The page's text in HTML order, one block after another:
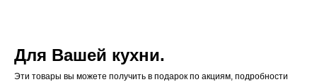
Для Вашей кухни.
Эти товары вы можете получить в подарок по акциям, подробности